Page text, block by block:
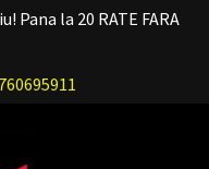
Pana la 20 RATE FARA